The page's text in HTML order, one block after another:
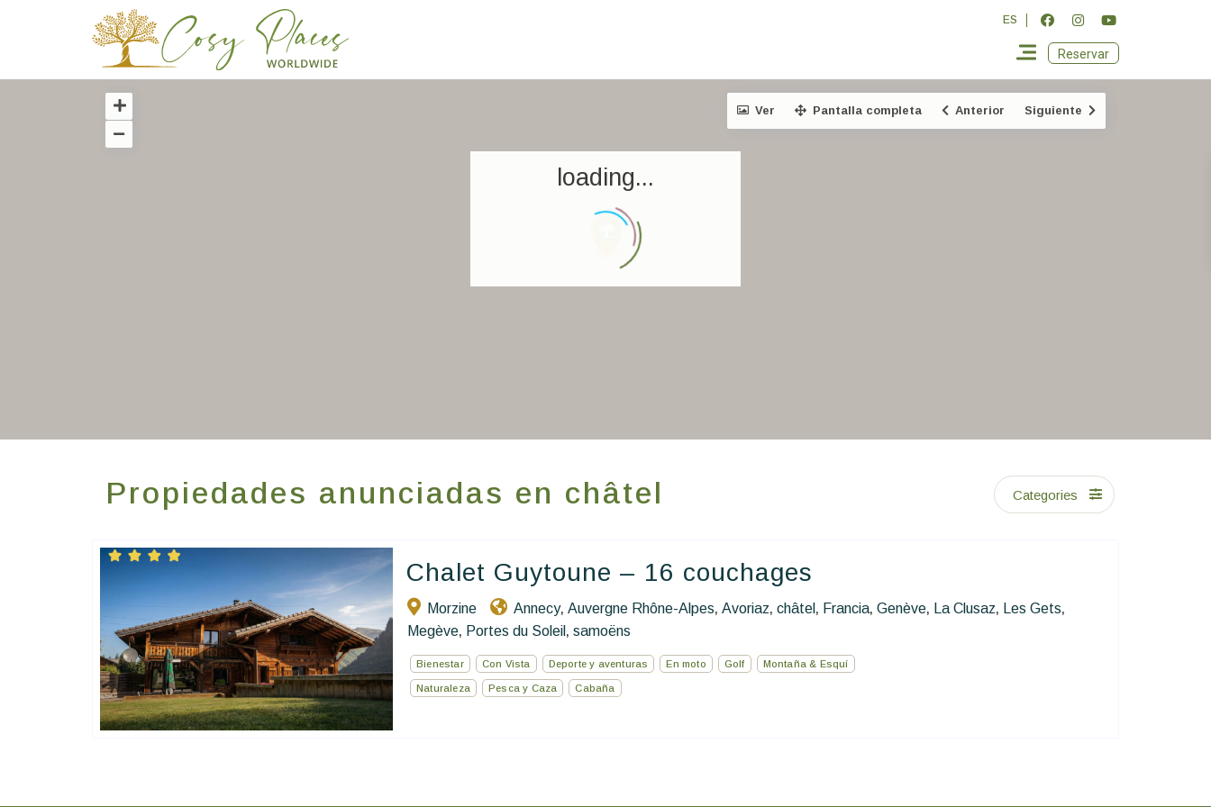
Salud y seguridad
ES
Reservar
loading...
Ver Pantalla completa Anterior Siguiente
Propiedades anunciadas en châtel Categories
Chalet Guytoune – 16 couchages
Morzine Annecy, Auvergne Rhône-Alpes, Avoriaz, châtel , Francia, Genève, La Clusaz, Les Gets,
Megève, Portes du Soleil , samoëns
Bienestar Con Vista Deporte y aventuras En moto Golf Montaña & Esquí
Naturaleza Pesca y Caza Cabaña